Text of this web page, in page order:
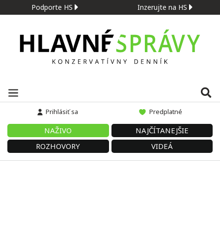
Podporte HS Inzerujte na HS
Prihlásiť sa Predplatné
NAŽIVO
NAJČÍTANEJŠIE
ROZHOVORY
VIDEÁ